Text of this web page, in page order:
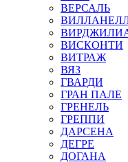
ВЕРСАЛЬ
ВИСКОНТИ
ВИТРАЖ
ВЯЗ
ГВАРДИ
ГРАН ПАЛЕ
ГРЕНЕЛЬ
ГРЕППИ
ДАРСЕНА
ДЕГРЕ
ДОГАНА